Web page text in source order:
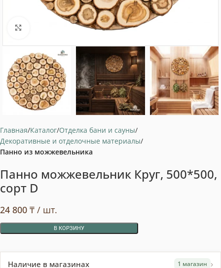
Нажмите, чтобы увеличить
Главная Каталог Отделка бани и сауны
Декоративные и отделочные материалы
Панно из можжевельника
Панно можжевельник Круг, 500*500,
сорт D
24 800 ₸ / шт.
В КОРЗИНУ
Наличие в магазинах 1 магазин ›